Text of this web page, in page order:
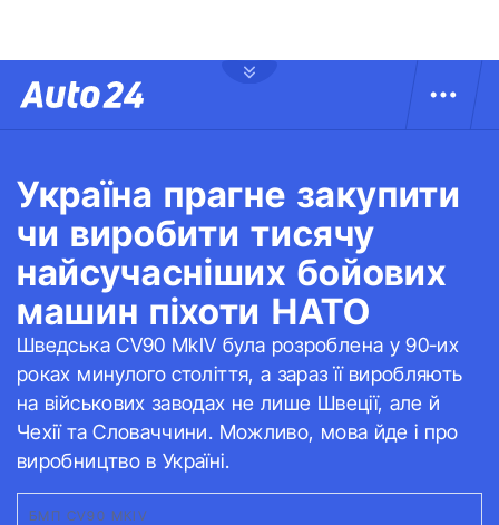
Україна прагне закупити
чи виробити тисячу
найсучасніших бойових
машин піхоти НАТО
Шведська CV90 MkIV була розроблена у 90-их
роках минулого століття, а зараз її виробляють
на військових заводах не лише Швеції, але й
Чехії та Словаччини. Можливо, мова йде і про
виробництво в Україні.
БМП CV90 MKIV